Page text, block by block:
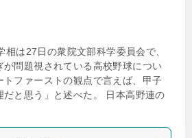
相は27日の衆院文部科学委員会で、
問題視されている高校野球につい
トファーストの観点で言えば、甲子
だと思う」と述べた。 日本高野連の